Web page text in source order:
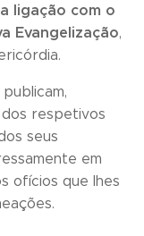
ligação com o
Evangelização,
dos respetivos
seus
em
ofícios que lhes